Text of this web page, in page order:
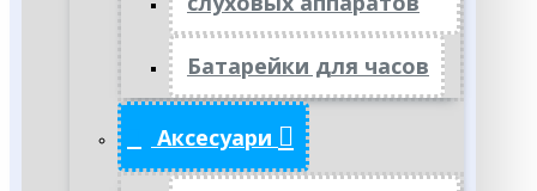
Батарейки для часов
Аксесуари